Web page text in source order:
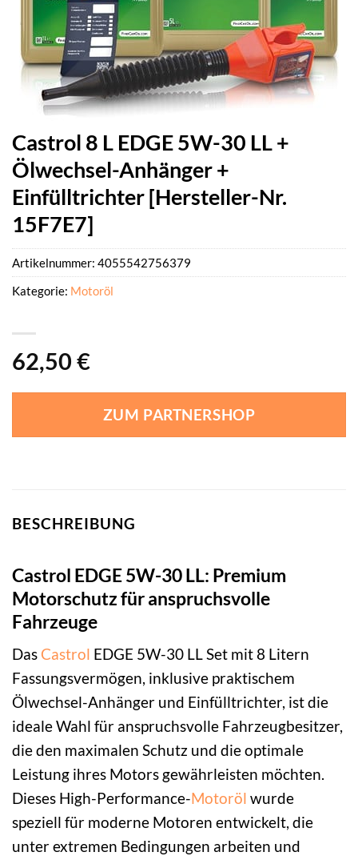
Castrol 8 L EDGE 5W-30 LL +
Ölwechsel-Anhänger +
Einfülltrichter [Hersteller-Nr.
15F7E7]
62,50 €
ZUM PARTNERSHOP
Artikelnummer: 4055542756379
Kategorie: Motoröl
BESCHREIBUNG
Castrol EDGE 5W-30 LL: Premium
Motorschutz für anspruchsvolle
Fahrzeuge
Das Castrol EDGE 5W-30 LL Set mit 8 Litern
Fassungsvermögen, inklusive praktischem
Ölwechsel-Anhänger und Einfülltrichter, ist die
ideale Wahl für anspruchsvolle Fahrzeugbesitzer,
die den maximalen Schutz und die optimale
Leistung ihres Motors gewährleisten möchten.
Dieses High-Performance-Motoröl wurde
speziell für moderne Motoren entwickelt, die
unter extremen Bedingungen arbeiten und